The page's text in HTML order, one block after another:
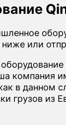
или
компания
в данном
грузов из